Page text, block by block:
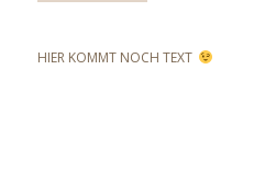
HIER KOMMT NOCH TEXT